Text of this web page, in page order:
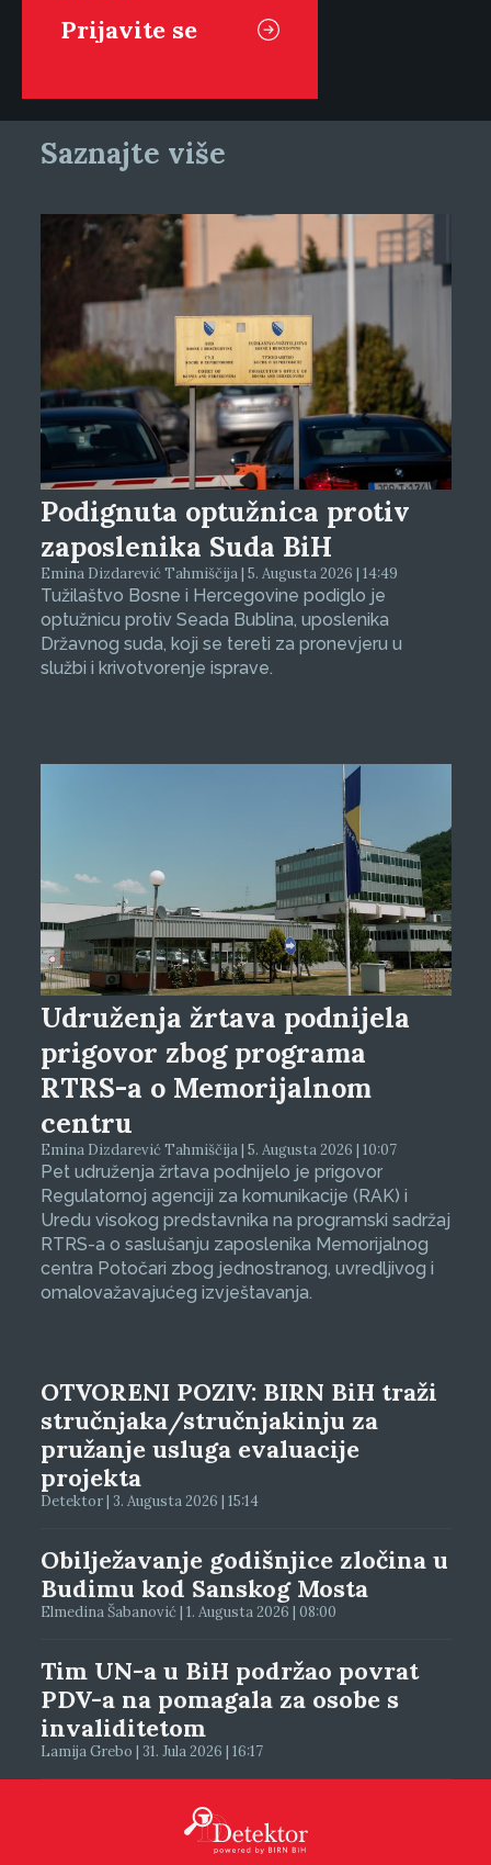
Saznajte više
Podignuta optužnica protiv
zaposlenika Suda BiH
Emina Dizdarević Tahmiščija | 5. Augusta 2026 | 14:49
Tužilaštvo Bosne i Hercegovine podiglo je
optužnicu protiv Seada Bublina, uposlenika
Državnog suda, koji se tereti za pronevjeru u
službi i krivotvorenje isprave.
Udruženja žrtava podnijela
prigovor zbog programa
RTRS-a o Memorijalnom
centru
Emina Dizdarević Tahmiščija | 5. Augusta 2026 | 10:07
Pet udruženja žrtava podnijelo je prigovor
Regulatornoj agenciji za komunikacije (RAK) i
Uredu visokog predstavnika na programski sadržaj
RTRS-a o saslušanju zaposlenika Memorijalnog
centra Potočari zbog jednostranog, uvredljivog i
omalovažavajućeg izvještavanja.
OTVORENI POZIV: BIRN BiH traži
stručnjaka/stručnjakinju za
pružanje usluga evaluacije
projekta
Detektor | 3. Augusta 2026 | 15:14
Obilježavanje godišnjice zločina u
Budimu kod Sanskog Mosta
Elmedina Šabanović | 1. Augusta 2026 | 08:00
Tim UN-a u BiH podržao povrat
PDV-a na pomagala za osobe s
invaliditetom
Lamija Grebo | 31. Jula 2026 | 16:17